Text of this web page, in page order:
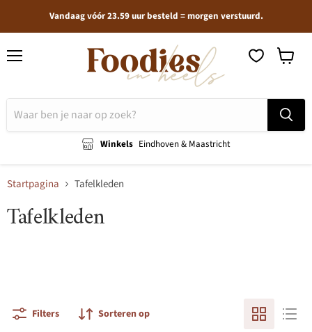
Vandaag vóór 23.59 uur besteld = morgen verstuurd.
Winkels Eindhoven & Maastricht
Startpagina Tafelkleden
Tafelkleden
Filters Sorteren op